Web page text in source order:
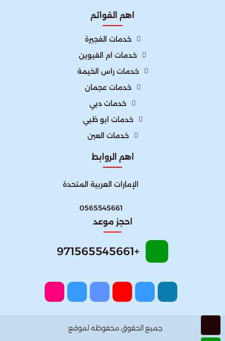
اهم القوائم
خدمات الفجيرة
خدمات ام القيوين
خدمات راس الخيمة
خدمات عجمان
خدمات دبي
خدمات ابو ظبي
خدمات العين
اهم الروابط
الإمارات العربية المتحدة​
0565545661
احجز موعد
+971565545661
جميع الحقوق محفوظه لموقع